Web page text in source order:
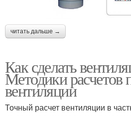
читать дальше →
Как сделать
Методики расчетов
вентиляции
Точный расчет вентиляции в